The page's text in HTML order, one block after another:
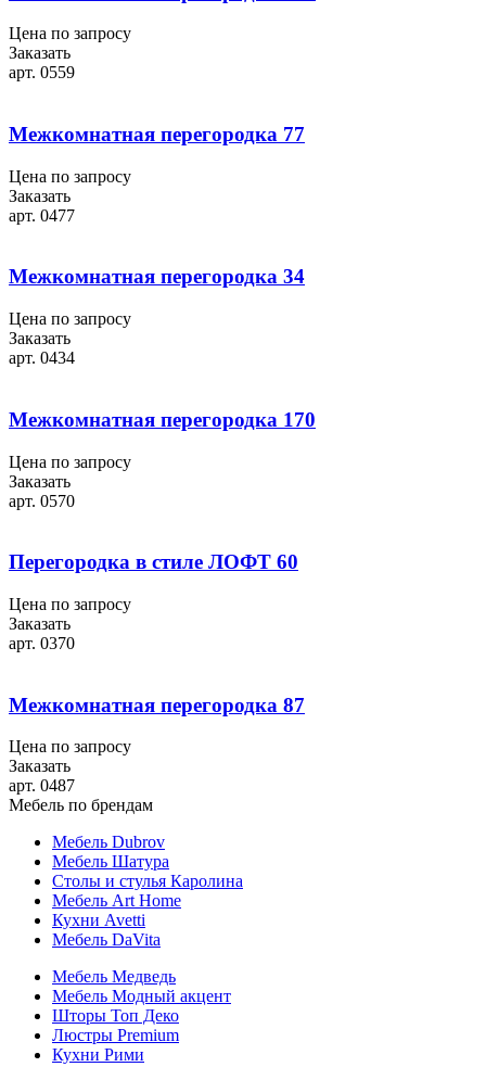
Цена по запросу
Заказать
арт. 0559
Межкомнатная перегородка 77
Цена по запросу
Заказать
арт. 0477
Межкомнатная перегородка 34
Цена по запросу
Заказать
арт. 0434
Межкомнатная перегородка 170
Цена по запросу
Заказать
арт. 0570
Перегородка в стиле ЛОФТ 60
Цена по запросу
Заказать
арт. 0370
Межкомнатная перегородка 87
Цена по запросу
Заказать
арт. 0487
Мебель по брендам
Мебель Dubrov
Мебель Шатура
Столы и стулья Каролина
Мебель Art Home
Кухни Avetti
Мебель DaVita
Мебель Медведь
Мебель Модный акцент
Шторы Топ Деко
Люстры Premium
Кухни Рими